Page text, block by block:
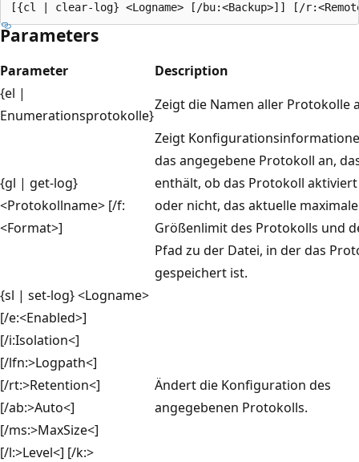
Parameters
Parameter
Description
{el |
Enumerationsprotokolle}
Zeigt die Namen aller Protokolle
{gl | get-log}
<Protokollname> [/f:
<Format>]
Zeigt
das angegebene Protokoll an,
enthält, ob das Protokoll
oder nicht, das aktuelle maximale
Größenlimit des Protokolls und
Pfad zu der Datei, in der das
gespeichert ist.
{sl | set-log} <Logname>
[/e:<Enabled>]
[/i:Isolation<]
[/lfn:>Logpath<]
[/rt:>Retention<]
[/ab:>Auto<]
[/ms:>MaxSize<]
[/l:>Level<] [/k:>
Ändert die Konfiguration des
angegebenen Protokolls.